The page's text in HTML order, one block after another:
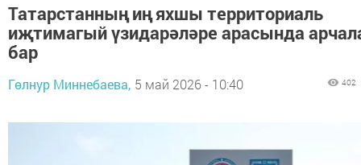
Татарстанның иң яхшы территориаль
иҗтимагый үзидарәләре арасында
бар
Гөлнур Миннебаева, 5 май 2026 - 10:40 402